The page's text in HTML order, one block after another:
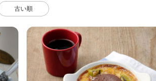
古い順